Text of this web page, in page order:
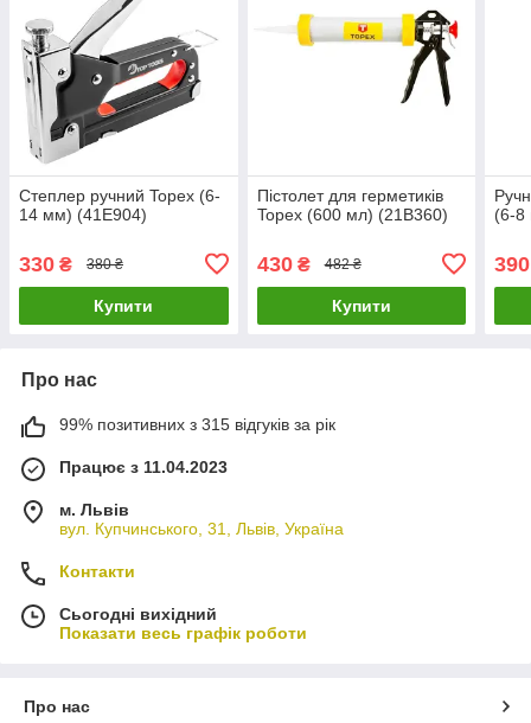
Степлер ручний Topex (6-
14 мм) (41E904)
330 ₴ 380 ₴
Купити
Пістолет для герметиків
Topex (600 мл) (21B360)
430₴ 482 ₴
Купити
(6-8
390
Про нас
99% позитивних з 315 відгуків за рік
Працює з 11.04.2023
м. Львів
вул. Купчинського, 31, Львів, Україна
Контакти
Сьогодні вихідний
Показати весь графік роботи
Про нас